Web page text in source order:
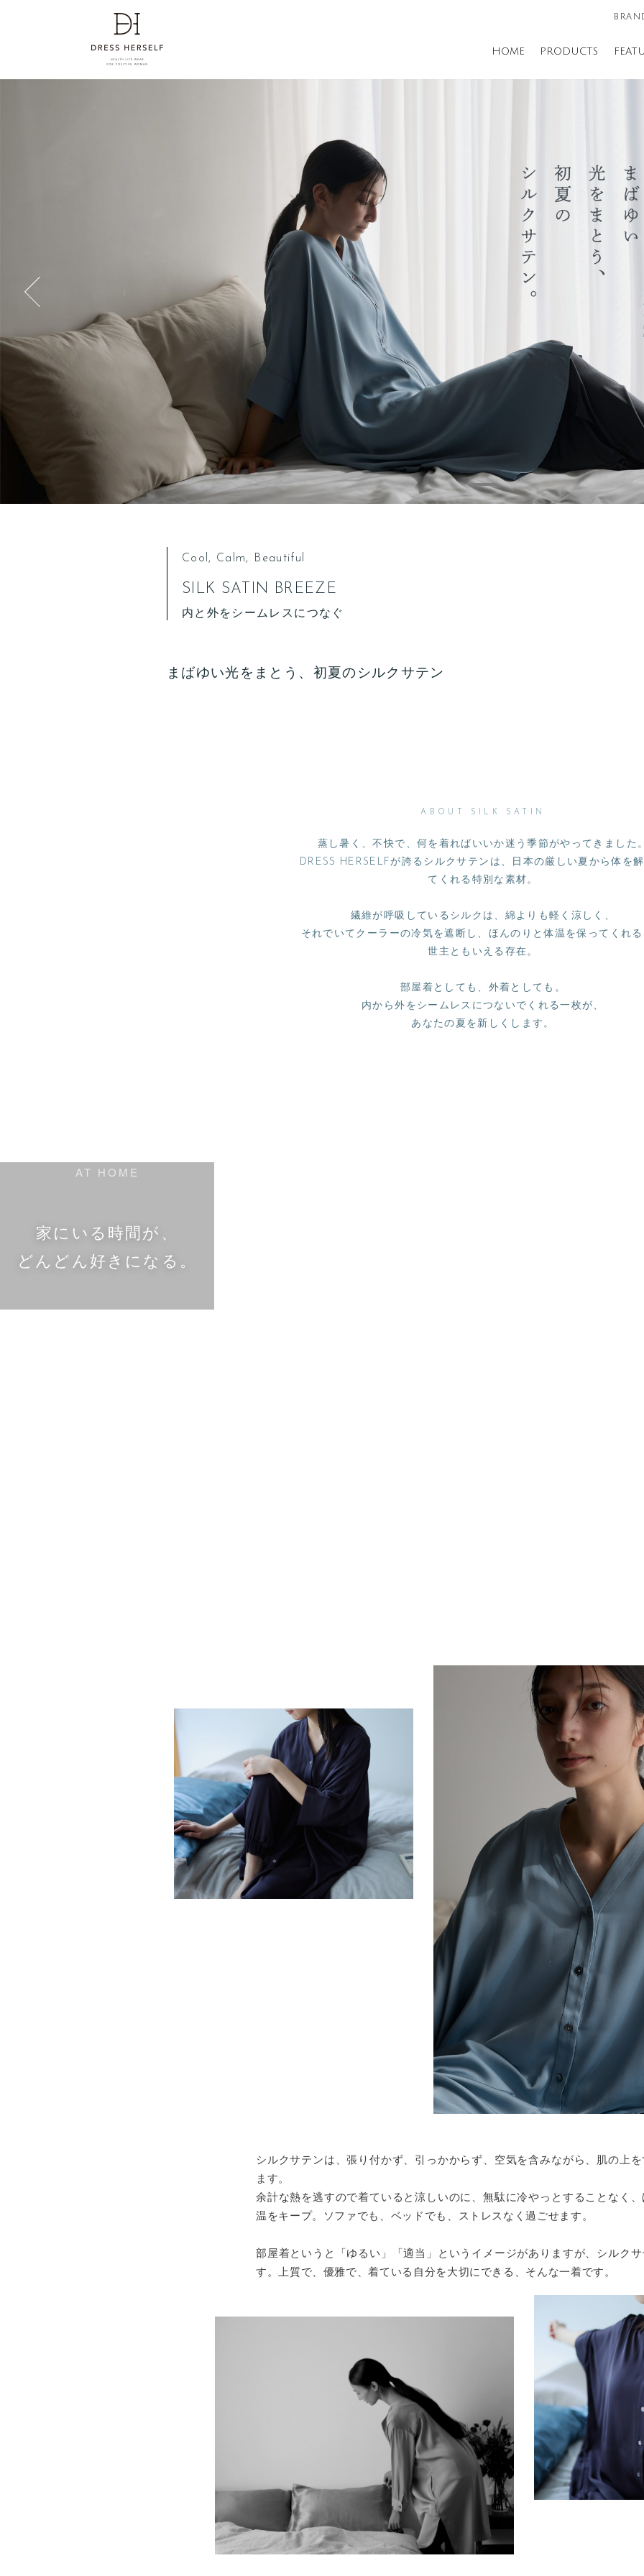
HOME PRODUCTS
Cool, Calm, Beautiful
SILK SATIN BREEZE
内と外をシームレスにつなぐ
まばゆい光をまとう、初夏のシルクサテン
ABOUT SILK SATIN
蒸し暑く、不快で、何を着ればいいか迷う季節がやってきました。
DRESS HERSELFが誇るシルクサテンは、日本の厳しい夏から体を
てくれる特別な素材。
繊維が呼吸しているシルクは、綿よりも軽く涼しく、
それでいてクーラーの冷気を遮断し、ほんのりと体温を保ってくれ
世主ともいえる存在。
部屋着としても、外着としても。
内から外をシームレスにつないでくれる一枚が、
あなたの夏を新しくします。
AT HOME
家にいる時間が、
どんどん好きになる。
シルクサテンは、張り付かず、引っかからず、空気を含みながら、肌の上
ます。
余計な熱を逃すので着ていると涼しいのに、無駄に冷やっとすることなく
温をキープ。ソファでも、ベッドでも、ストレスなく過ごせます。
部屋着というと「ゆるい」「適当」というイメージがありますが、シルクサ
す。上質で、優雅で、着ている自分を大切にできる、そんな一着です。